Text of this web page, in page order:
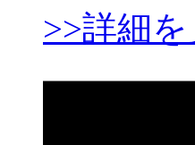
>>詳細を